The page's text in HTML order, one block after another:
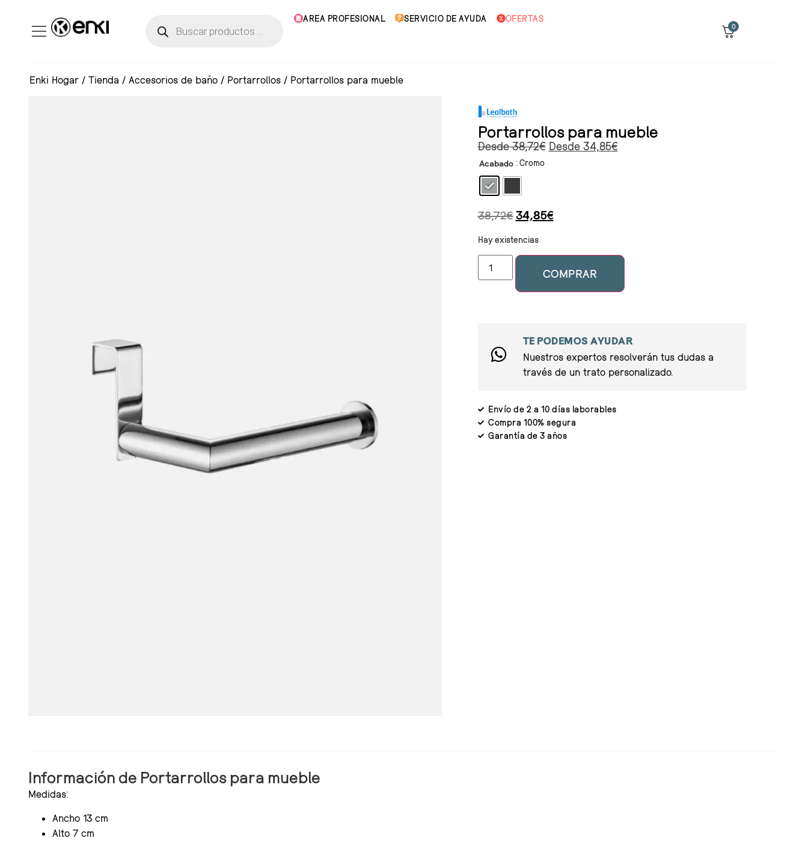
AREA PROFESIONAL SERVICIO DE AYUDA OFERTAS
0
Enki Hogar / Tienda / Accesorios de baño / Portarrollos / Portarrollos para mueble
Portarrollos para mueble
Desde38,72€ Desde 34,85€
Acabado : Cromo
38,72€34,85€
Hay existencias
COMPRAR
TE PODEMOS AYUDAR
Nuestros expertos resolverán tus dudas a
través de un trato personalizado.
Envío de 2 a 10 días laborables
Compra 100% segura
Garantía de 3 años
Información de Portarrollos para mueble
Medidas:
Ancho 13 cm
Alto 7 cm